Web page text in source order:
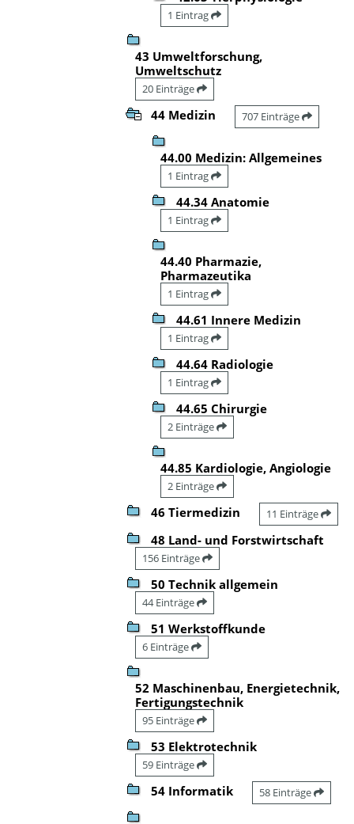
1 Eintrag
43 Umweltforschung,
Umweltschutz
20 Einträge
44 Medizin 707 Einträge
44.00 Medizin: Allgemeines
1 Eintrag
44.34 Anatomie
1 Eintrag
44.40 Pharmazie,
Pharmazeutika
1 Eintrag
44.61 Innere Medizin
1 Eintrag
44.64 Radiologie
1 Eintrag
44.65 Chirurgie
2 Einträge
44.85 Kardiologie, Angiologie
2 Einträge
46 Tiermedizin 11 Einträge
48 Land- und Forstwirtschaft
156 Einträge
50 Technik allgemein
44 Einträge
51 Werkstoffkunde
6 Einträge
52 Maschinenbau, Energietechnik,
Fertigungstechnik
95 Einträge
53 Elektrotechnik
59 Einträge
54 Informatik 58 Einträge